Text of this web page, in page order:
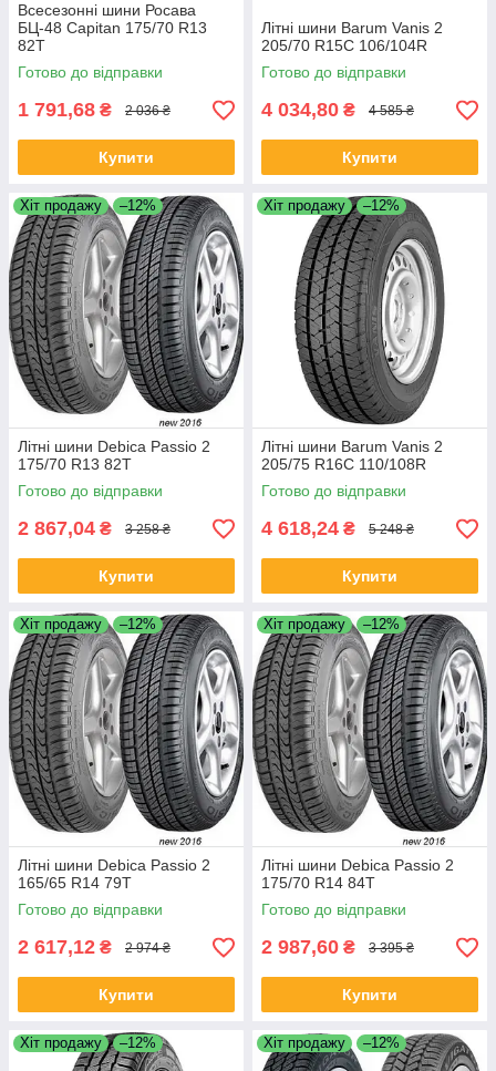
Всесезонні шини Росава
БЦ-48 Capitan 175/70 R13
82T
Готово до відправки
1 791,68 ₴ 2 036 ₴
Купити
Літні шини Barum Vanis 2
205/70 R15C 106/104R
Готово до відправки
4 034,80 ₴ 4 585 ₴
Купити
Хіт продажу –12%
Літні шини Debica Passio 2
175/70 R13 82T
Готово до відправки
2 867,04 ₴ 3 258 ₴
Купити
Хіт продажу –12%
Літні шини Barum Vanis 2
205/75 R16C 110/108R
Готово до відправки
4 618,24 ₴ 5 248 ₴
Купити
Хіт продажу –12%
Літні шини Debica Passio 2
165/65 R14 79T
Готово до відправки
2 617,12 ₴ 2 974 ₴
Купити
Хіт продажу –12%
Літні шини Debica Passio 2
175/70 R14 84T
Готово до відправки
2 987,60 ₴ 3 395 ₴
Купити
Хіт продажу –12% Хіт продажу –12%